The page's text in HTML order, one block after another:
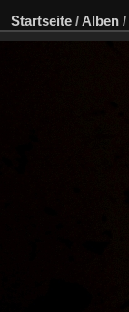
Startseite / Alben /